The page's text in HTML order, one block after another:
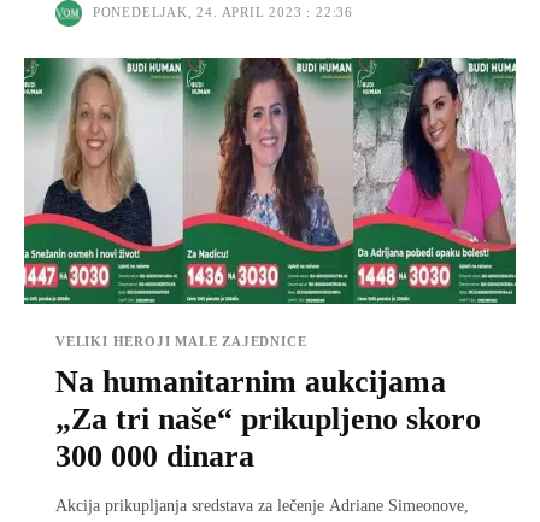
PONEDELJAK, 24. APRIL 2023 : 22:36
VELIKI HEROJI MALE ZAJEDNICE
Na humanitarnim aukcijama
„Za tri naše“ prikupljeno skoro
300 000 dinara
Akcija prikupljanja sredstava za lečenje Adriane Simeonove,